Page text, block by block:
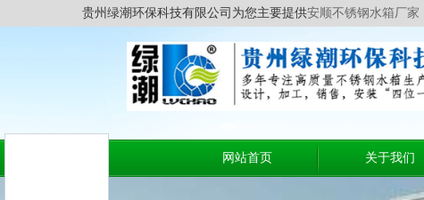
贵州绿潮环保科技有限公司为您主要提供安顺不锈钢水箱厂家
网站首页 关于我们